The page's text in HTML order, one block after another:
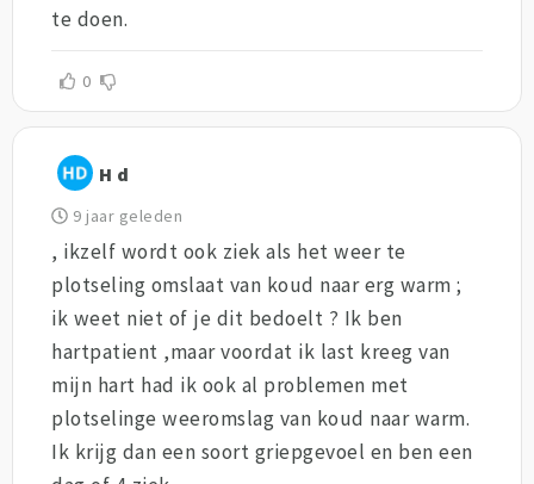
te doen.
0
H d
9 jaar geleden
, ikzelf wordt ook ziek als het weer te
plotseling omslaat van koud naar erg warm ;
ik weet niet of je dit bedoelt ? Ik ben
hartpatient ,maar voordat ik last kreeg van
mijn hart had ik ook al problemen met
plotselinge weeromslag van koud naar warm.
Ik krijg dan een soort griepgevoel en ben een